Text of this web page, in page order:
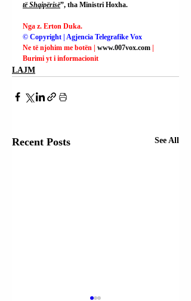
të Shqipërisë”, tha Ministri Hoxha.
Nga z. Erton Duka.
© Copyright | Agjencia Telegrafike Vox
Ne të njohim me botën | www.007vox.com
Burimi yt i informacionit
LAJM
Recent Posts See All